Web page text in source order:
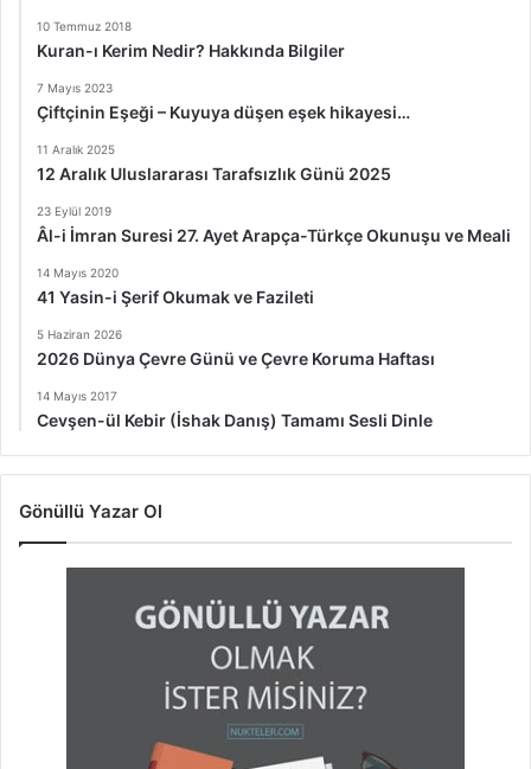
10 Temmuz 2018
Kuran-ı Kerim Nedir? Hakkında Bilgiler
7 Mayıs 2023
Çiftçinin Eşeği – Kuyuya düşen eşek hikayesi…
11 Aralık 2025
12 Aralık Uluslararası Tarafsızlık Günü 2025
23 Eylül 2019
Âl-i İmran Suresi 27. Ayet Arapça-Türkçe Okunuşu ve Meali
14 Mayıs 2020
41 Yasin-i Şerif Okumak ve Fazileti
5 Haziran 2026
2026 Dünya Çevre Günü ve Çevre Koruma Haftası
14 Mayıs 2017
Cevşen-ül Kebir (İshak Danış) Tamamı Sesli Dinle
Gönüllü Yazar Ol